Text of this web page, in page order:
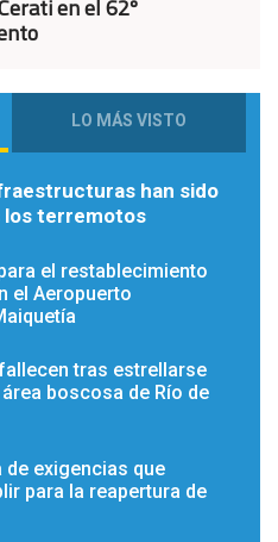
en el 62º
LO MÁS VISTO
han sido
los terremotos
el restablecimiento
el Aeropuerto
tras estrellarse
boscosa de Río de
de exigencias que
para la reapertura de